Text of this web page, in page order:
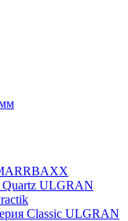
Quartz ULGRAN
Classic ULGRAN